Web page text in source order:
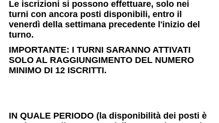
Le iscrizioni si possono effettuare, solo nei
turni con ancora posti disponibili, entro il
venerdì della settimana precedente l'inizio del
turno.
IMPORTANTE: I TURNI SARANNO ATTIVATI
SOLO AL RAGGIUNGIMENTO DEL NUMERO
MINIMO DI 12 ISCRITTI.
IN QUALE PERIODO (la disponibilità dei posti è